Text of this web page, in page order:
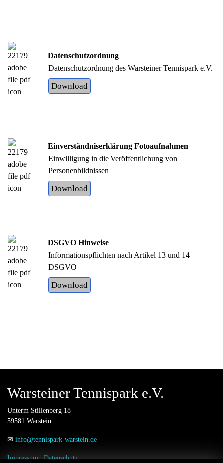
Datenschutzordnung
Datenschutzordnung des Warsteiner Tennispark e.V.
Download
Einverständniserklärung Fotoaufnahmen
Einwilligung in die Veröffentlichung von
Personenbildnissen
Download
DSGVO Hinweise
Informationspflichten nach Artikel 13 und 14
DSGVO
Download
Warsteiner Tennispark e.V.
Unterm Stillenberg 18
59581 Warstein
✉ info@tennispark-warstein.de
Impressum|Datenschutz